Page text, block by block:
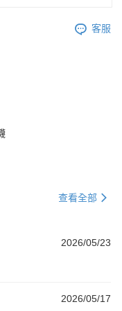
客服
查看全部
2026/05/23
2026/05/17
禮】